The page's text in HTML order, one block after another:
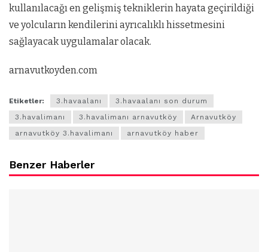
kullanılacağı en gelişmiş tekniklerin hayata geçirildiği
ve yolcuların kendilerini ayrıcalıklı hissetmesini
sağlayacak uygulamalar olacak.
arnavutkoyden.com
Etiketler: 3.havaalanı
3.havaalanı son durum
3.havalimanı
3.havalimanı arnavutköy
Arnavutköy
arnavutköy 3.havalimanı
arnavutköy haber
Benzer Haberler